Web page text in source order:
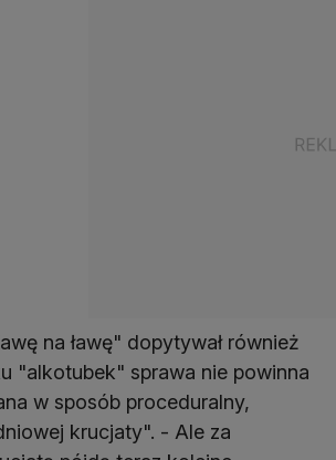
na ławę" dopytywał również
"alkotubek" sprawa nie powinna
w sposób proceduralny,
krucjaty". - Ale za